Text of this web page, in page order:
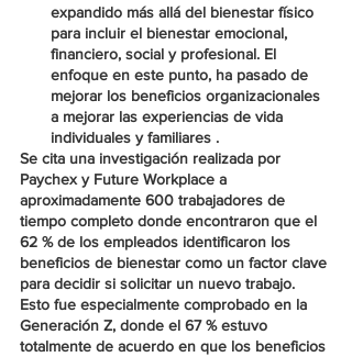
expandido más allá del bienestar físico
para incluir el bienestar emocional,
financiero, social y profesional. El
enfoque en este punto, ha pasado de
mejorar los beneficios organizacionales
a mejorar las experiencias de vida
individuales y familiares .
Se cita una investigación realizada por
Paychex y Future Workplace a
aproximadamente 600 trabajadores de
tiempo completo donde encontraron que el
62 % de los empleados identificaron los
beneficios de bienestar como un factor clave
para decidir si solicitar un nuevo trabajo.
Esto fue especialmente comprobado en la
Generación Z, donde el 67 % estuvo
totalmente de acuerdo en que los beneficios